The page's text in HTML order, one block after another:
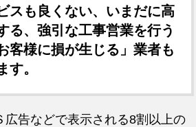
スも良くない、いまだに高
る、強引な工事営業を行う
客様に損が生じる」業者も
す。
広告などで表示される8割以上の